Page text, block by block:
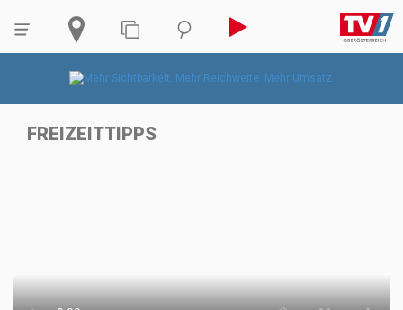
FREIZEITTIPPS